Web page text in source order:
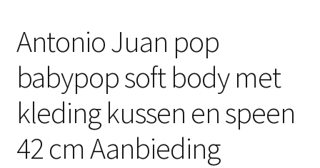
Antonio Juan pop
babypop soft body met
kleding kussen en speen
42 cm Aanbieding